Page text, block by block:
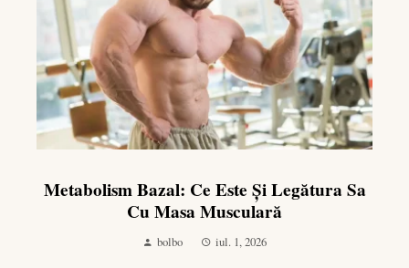
Metabolism Bazal: Ce Este Și Legătura Sa
Cu Masa Musculară
bolbo iul. 1, 2026